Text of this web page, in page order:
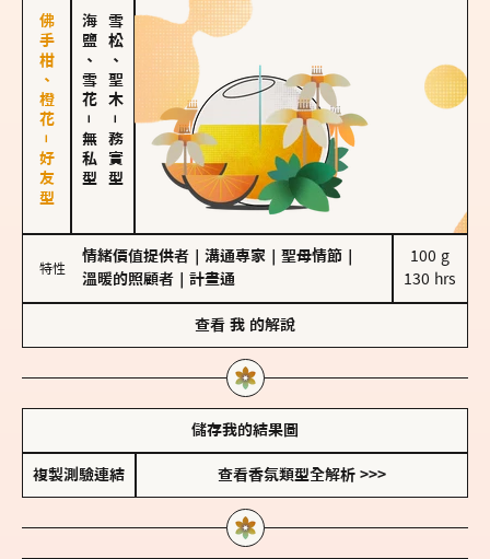
佛手柑、橙花－好友型 海鹽、雪花
－
無私型
雪松、聖木
－
務實型
特性
情緒價值提供者 溝通專家 聖母情節
溫暖的照顧者
計畫通
100 g
130 hrs
查看 我 的解說
儲存我的結果圖
複製測驗連結 查看香氛類型全解析 >>>